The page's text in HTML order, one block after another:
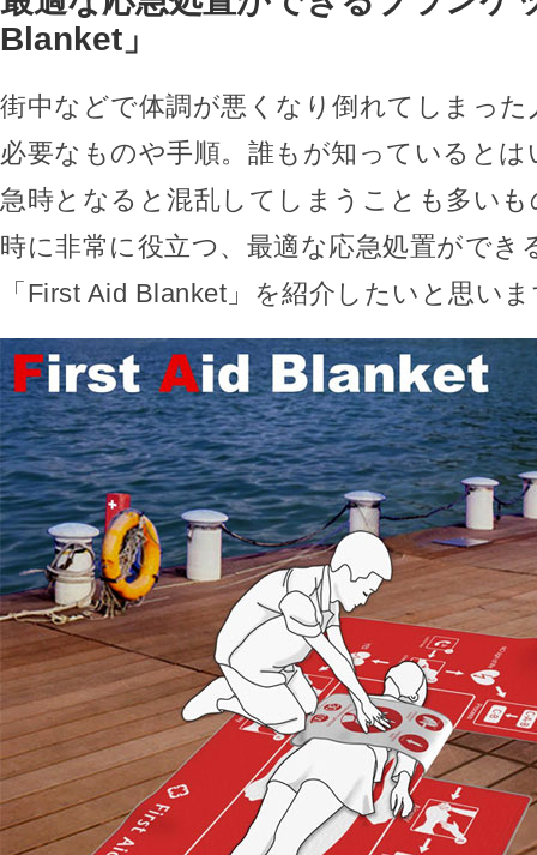
Blanket」
街中などで体調が悪くなり倒れてしまっ
必要なものや手順。誰もが知っていると
急時となると混乱してしまうことも多い
時に非常に役立つ、最適な応急処置ができ
「First Aid Blanket」を紹介したいと思い